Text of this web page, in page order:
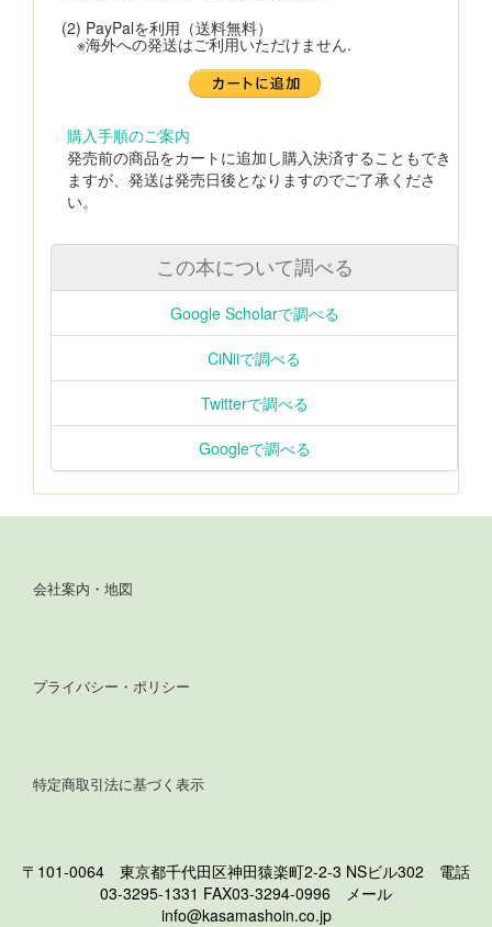
(2) PayPalを利用（送料無料）
※海外への発送はご利用いただけません.
購入手順のご案内
発売前の商品をカートに追加し購入決済することもでき
ますが、発送は発売日後となりますのでご了承くださ
い。
この本について調べる
Google Scholarで調べる
CiNiiで調べる
Twitterで調べる
Googleで調べる
会社案内・地図
プライバシー・ポリシー
特定商取引法に基づく表示
〒101-0064 東京都千代田区神田猿楽町2-2-3 NSビル302 電話
03-3295-1331 FAX03-3294-0996 メール
info@kasamashoin.co.jp